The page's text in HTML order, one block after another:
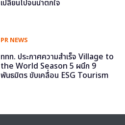
เปลี่ยนไปจนน่าตกใจ
PR NEWS
ททท. ประกาศความสำเร็จ Village to
the World Season 5 ผนึก 9
พันธมิตร ขับเคลื่อน ESG Tourism